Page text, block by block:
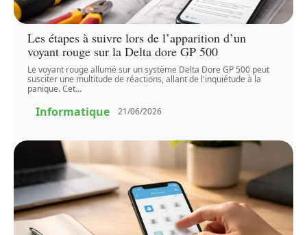
Les étapes à suivre lors de l’apparition d’un
voyant rouge sur la Delta dore GP 500
Le voyant rouge allumé sur un système Delta Dore GP 500 peut
susciter une multitude de réactions, allant de l'inquiétude à la
panique. Cet…
Informatique 21/06/2026